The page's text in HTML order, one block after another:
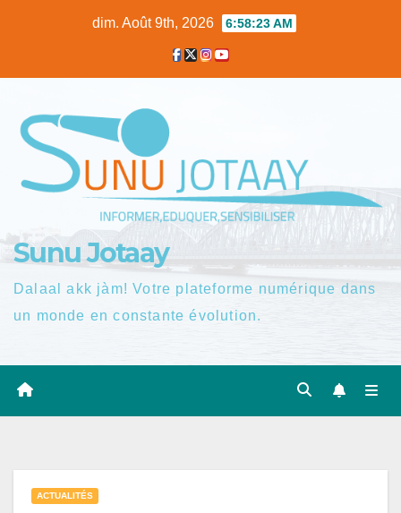
dim. Août 9th, 2026 6:58:24 AM
Sunu Jotaay
Dalaal akk jàm! Votre plateforme numérique dans
un monde en constante évolution.
ACTUALITÉS